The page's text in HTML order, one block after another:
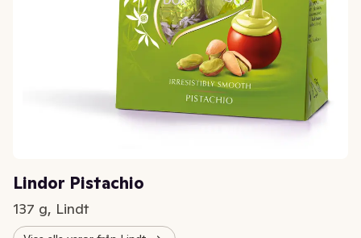
Lindor Pistachio
137 g, Lindt